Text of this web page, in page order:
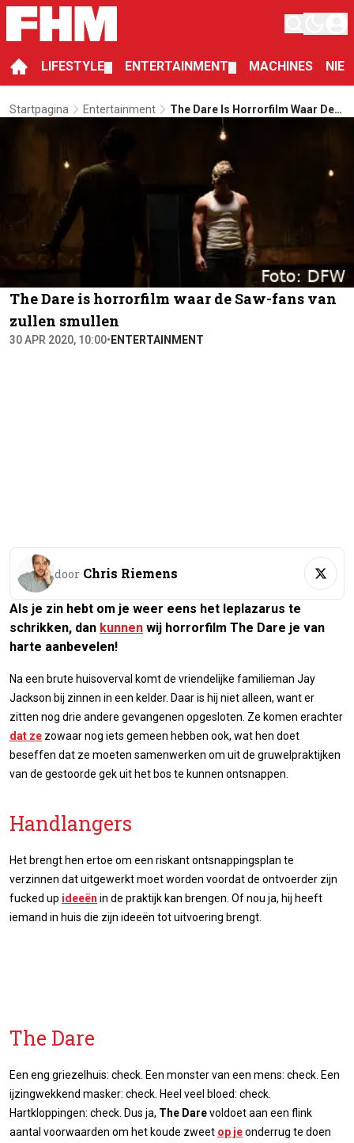
LIFESTYLE ENTERTAINMENT MACHINES
Startpagina Entertainment
The Dare Is Horrorfilm Waar De
Saw-Fans Van Zullen Smullen
The Dare is horrorfilm waar de Saw-fans van
zullen smullen
30 APR 2020, 10:00• ENTERTAINMENT
door Chris Riemens
Als je zin hebt om je weer eens het leplazarus te
schrikken, dan kunnen wij horrorfilm The Dare je van
harte aanbevelen!
Na een brute huisoverval komt de vriendelijke familieman Jay
Jackson bij zinnen in een kelder. Daar is hij niet alleen, want er
zitten nog drie andere gevangenen opgesloten. Ze komen erachter
dat ze zowaar nog iets gemeen hebben ook, wat hen doet
beseffen dat ze moeten samenwerken om uit de gruwelpraktijken
van de gestoorde gek uit het bos te kunnen ontsnappen.
Handlangers
Het brengt hen ertoe om een riskant ontsnappingsplan te
verzinnen dat uitgewerkt moet worden voordat de ontvoerder zijn
fucked up ideeën in de praktijk kan brengen. Of nou ja, hij heeft
iemand in huis die zijn ideeën tot uitvoering brengt.
The Dare
Een eng griezelhuis: check. Een monster van een mens: check. Een
ijzingwekkend masker: check. Heel veel bloed: check.
Hartkloppingen: check. Dus ja, The Darevoldoet aan een flink
aantal voorwaarden om het koude zweet op jeonderrug te doen